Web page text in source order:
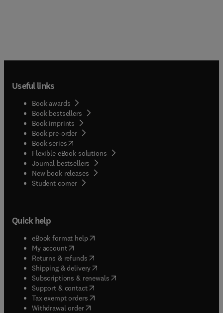
Useful links
Book awards
Book bestsellers
Book imprints
Book pre-order
Book series(opens in new tab/window
Flexible eBook solutions
Journal bestsellers
New book releases
Student corner( opens in new tab/window
Quick help
eBook format help( opens in new tab/window
My account( opens in new tab/window
Returns & refunds( opens in new tab/window
Shipping & delivery(opens in new tab/window
Subscriptions & renewals( opens in new tab/window
Support & contact( opens in new tab/window
Tax exempt orders( opens in new tab/window
Withdrawal order